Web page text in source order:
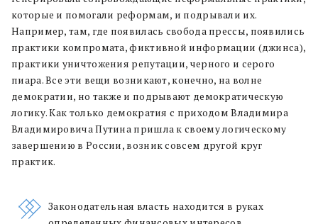
которые и помогали реформам, и подрывали их.
Например, там, где появилась свобода прессы, появились
практики компромата, фиктивной информации (джинса),
практики уничтожения репутации, черного и серого
пиара. Все эти вещи возникают, конечно, на волне
демократии, но также и подрывают демократическую
логику. Как только демократия с приходом Владимира
Владимировича Путина пришла к своему логическому
завершению в России, возник совсем другой круг
практик.
Законодательная власть находится в руках